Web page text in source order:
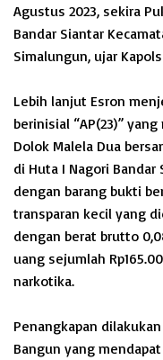
Agustus 2023, sekira
Bandar Siantar
Simalungun, ujar
Lebih lanjut Esron
berinisial “AP(23)”
Dolok Malela Dua
di Huta I Nagori
dengan barang bukti
transparan kecil yang
dengan berat brutto
uang sejumlah
narkotika.
Penangkapan
Bangun yang